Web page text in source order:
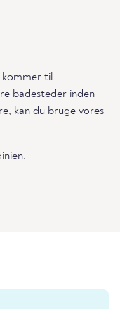
kommer til
badesteder inden
kan du bruge vores
.